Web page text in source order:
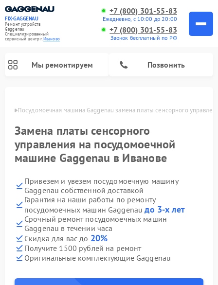
FIX-GAGGENAU
Ремонт устройств
Gaggenau
Специализированный
cервисный центр г.Иваново
+7 (800) 301-55-83
Ежедневно, с 10:00 до 20:00
+7 (800) 301-55-83
Звонок бесплатный по РФ
Мы ремонтируем Позвонить
Посудомоечная машина Gaggenau замена платы сенсорного
Замена платы сенсорного
управления на посудомоечной
машине Gaggenau в Иванове
Привезем и увезем посудомоечную машину
Gaggenau собственной доставкой
Гарантия на наши работы по ремонту
посудомоечных машин Gaggenauдо 3-х лет
Срочный ремонт посудомоечных машин
Gaggenau в течении часа
Скидка для вас до 20%
Получите 1500 рублей на ремонт
Оригинальные комплектующие Gaggenau